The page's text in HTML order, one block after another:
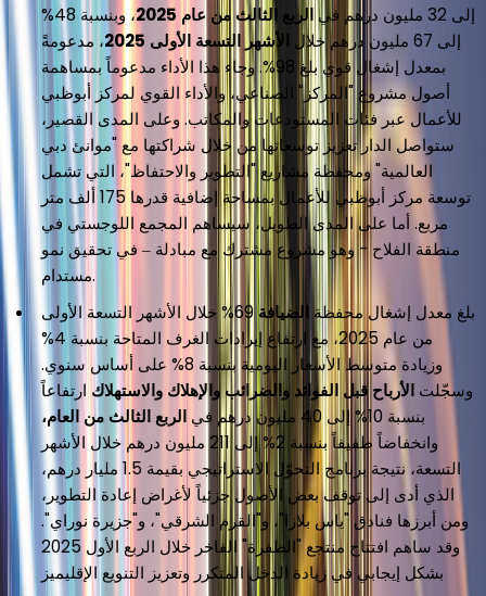
إلى 32 مليون درهم في
الربع الثالث من عام 2025
، وبنسبة 48%
إلى 67 مليون درهم خلال
الأشهر التسعة الأولى 2025
، مدعومةً
بمعدل إشغال قوي بلغ 98%. وجاء هذا الأداء مدعوماً بمساهمة
أصول مشروع "المركز" الصناعي، والأداء القوي لمركز أبوظبي
للأعمال عبر فئات المستودعات والمكاتب. وعلى المدى القصير،
ستواصل الدار تعزيز توسعاتها من خلال شراكتها مع "موانئ دبي
العالمية" ومحفظة مشاريع "التطوير والاحتفاظ"، التي تشمل
توسعة مركز أبوظبي للأعمال بمساحة إضافية قدرها 175 ألف متر
مربع. أما على المدى الطويل، سيساهم المجمع اللوجستي في
منطقة الفلاح - وهو مشروع مشترك مع مبادلة – في تحقيق نمو
مستدام.
بلغ معدل إشغال محفظة الضيافة
69% خلال الأشهر التسعة الأولى
من عام 2025، مع ارتفاع إيرادات الغرف المتاحة بنسبة 4%
وزيادة متوسط الأسعار اليومية بنسبة 8% على أساس سنوي.
وسجّلت الأرباح قبل الفوائد والضرائب والإهلاك والاستهلاك ارتفاعاً
بنسبة 10% إلى 40 مليون درهم في
الربع الثالث من العام،
وانخفاضاً طفيفاً بنسبة 2% إلى 211 مليون درهم خلال الأشهر
التسعة، نتيجة برنامج التحوّل الاستراتيجي بقيمة 1.5 مليار درهم،
الذي أدى إلى توقف بعض الأصول جزئياً لأغراض إعادة التطوير،
ومن أبرزها فنادق "ياس بلازا"، و"القرم الشرقي"، و"جزيرة نوراي".
وقد ساهم افتتاح منتجع "الظفرة" الفاخر خلال الربع الأول 2025
بشكل إيجابي في زيادة الدخل المتكرر وتعزيز التنويع الإقليميز